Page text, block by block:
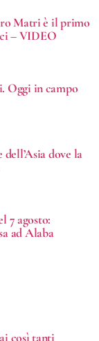
Matri è il primo
– VIDEO
Oggi in campo
dove la
7 agosto:
ad Alaba
così tanti